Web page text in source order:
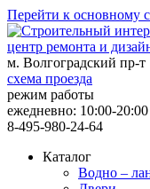
Перейти к основному
центр ремонта и
м. Волгоградский пр-т
схема проезда
режим работы
ежедневно: 10:00-20:00
8-495-980-24-64
Каталог
Водно –